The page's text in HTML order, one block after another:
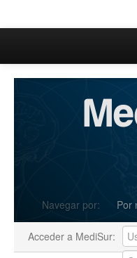
Inicio
Actual
Archivos
Navegar por: Por
Acceder a MediSur: